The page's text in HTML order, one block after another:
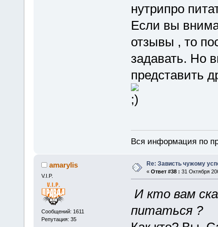
нутрипро
Если вы
отзывы , то
задавать. Но
представить
Вся информация по
amarylis
V.I.P.
Сообщений: 1611
Репутация: 35
Re: Зависть чужому
« Ответ #38 : 31 Октября
И кто вам
питаться ?